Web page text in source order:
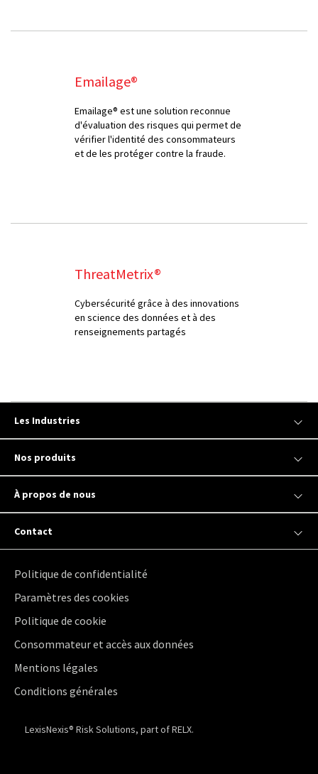
Emailage®
Emailage® est une solution reconnue
d'évaluation des risques qui permet de
vérifier l'identité des consommateurs
et de les protéger contre la fraude.
ThreatMetrix®
Cybersécurité grâce à des innovations
en science des données et à des
renseignements partagés
Les Industries
Nos produits
À propos de nous
Contact
Politique de confidentialité
Paramètres des cookies
Politique de cookie
Consommateur et accès aux données
Mentions légales
Conditions générales
LexisNexis® Risk Solutions, part of RELX.